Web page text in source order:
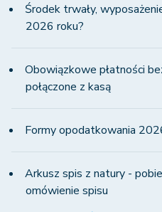
Środek trwały,
2026 roku?
Obowiązkowe płatności
połączone z kasą
Formy opodatkowania
Arkusz spis z natury -
omówienie spisu